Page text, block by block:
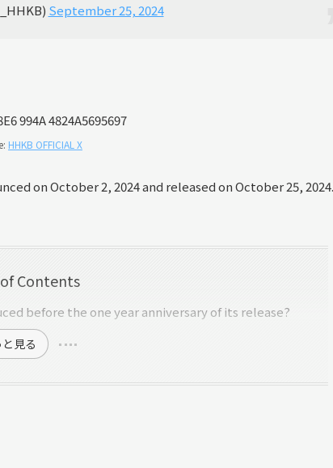
September 25, 2024
HHKB OFFICIAL X
on October 2, 2024 and released on October 25, 2024.
Contents
before the one year anniversary of its release?
見る